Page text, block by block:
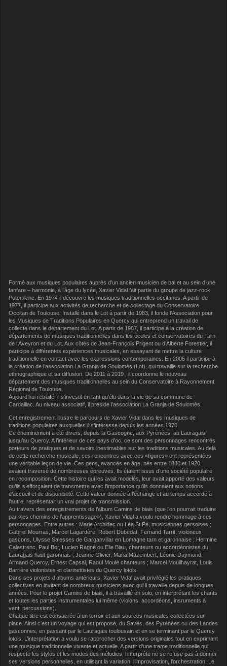
Formé aux musiques populaires auprès d’un ancien musicien de bal et au sein d’une
fanfare – harmonie, à l’âge du lycée, Xavier Vidal fait partie du groupe de jazz-rock
Potemkine. En 1974 il découvre les musiques traditionnelles occitanes. A partir de
1977, il participe aux activités de recherche et de collectage du Conservatoire
Occitan de Toulouse. Installé dans le Lot à partir de 1983, il fonde l’Association pour
les Musiques de Traditions Populaires en Quercy qui entreprend un travail de
collecte dans le département du Lot. A partir de 1987, il participe à la création de
départements de musiques traditionnelles dans les écoles et conservatoires du Tarn,
de l’Aveyron et du Lot. Aux côtés de Jean-François Prigent ou d’Alberte Forestier, il
participe à différentes expériences musicales, en essayant de mettre la culture
traditionnelle en contact avec les expressions contemporaines. En 2005 il participe à
la création de l’association La Granja de Soulomès (Lot), qui travaille sur la recherche
ethnographique et sa diffusion. De 2011 à 2019 , il coordonne le nouveau
département des musiques traditionnelles au sein du Conservatoire à Rayonnement
Régional de Toulouse.
Aujourd’hui retraité, il s’investit en tant qu’élu dans la vie de sa commune de
Cardaillac. Au niveau associatif, il préside l’association La Granja de Soulomès.
Cet enregistrement illustre le parcours de Xavier Vidal dans les musiques de
traditions populaires auxquelles il s’intéresse depuis les années 1970.
Ce cheminement a été divers, depuis la Gascogne, aux Pyrénées, au Lauragais,
jusqu’au Quercy. A l’intérieur de ces pays d’oc, ce sont des personnages rencontrés
porteurs de pratiques et de savoirs inestimables sur les traditions musicales. Au delà
de cette recherche musicale, ces rencontres avec ces «figures» ont représentées
une véritable leçon de vie. Ces gens, avancés en âge, nés entre 1880 et 1920,
avaient traversé de nombreuses épreuves. Ils étaient issus d’une société populaire
en recomposition. Cette histoire qui les avait modelés, leur avait apporté des valeurs
qu’ils s’efforçaient de transmettre avec l’importance qu’ils donnaient aux notions
d’accueil et de disponibilité. Cette valeur donnée à l’échange et au temps accordé à
l’autre, représentait un vrai projet de transmission.
Au travers des enregistrements de l’album Camins de biais (que l’on pourrait traduire
par «les chemins de l’apprentissage»), Xavier Vidal a voulu rendre hommage à ces
personnages. Entre autres : Marie Archidec ou Léa St Pé, musiciennes gersoises ;
Gabriel Mourras, Marcel Lagardère, Robert Dubedat, Fernand Tarrit, violoneux
gascons, Ulysse Salesses de Garganvillar en Lomagne tarn et garonnaise ; Hermine
Calastrenc, Paul Bor, Lucien Ragné ou Elie Biau, chanteurs ou accordéonistes du
Lauragais haut garonnais ; Jeanne Olivier, Maria Mazembert, Léonie Daymond,
Armand Quercy, Ernest Capsal, Raoul Moulé chanteurs ; Marcel Mouilhayrat, Louis
Barrière violonistes et clarinettistes du Quercy lotois.
Dans ses projets d’albums antérieurs, Xavier Vidal avait privilégié les pratiques
collectives en invitant de nombreux musiciens avec qui il travaille depuis de longues
années. Pour le projet Camins de biais, il a travaillé en solo, en interprétant les chants
et toutes les parties instrumentales lui même (violons, accordéons, insruments à
vent, percussions).
Chaque titre est consacrée à un terroir et aux sources musicales collectées sur
place. Ainsi c’est un voyage qui est proposé, du Savès, des Pyrénées ou des Landes
gasconnes, en passant par le Lauragais toulousain et en se terminant par le Quercy
lotois. L’interprétation a voulu se rapprocher des versions originales tout en exprimant
une musique traditionnelle vivante et actuelle. A partir d’une trame traditionnelle qui
respecte les styles et les modes des mélodies, l’interprète ne se refuse pas à donner
ses versions personnelles, en utilisant la variation, l’improvisation, l’orchestration. Le